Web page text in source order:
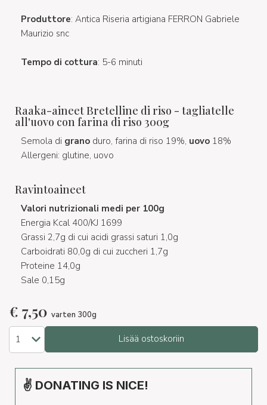
Produttore: Antica Riseria artigiana FERRON Gabriele
Maurizio snc
Tempo di cottura: 5-6 minuti
Raaka-aineet Bretelline di riso - tagliatelle
all'uovo con farina di riso 300g
Semola di grano duro, farina di riso 19%, uovo 18%
Allergeni: glutine, uovo
Ravintoaineet
Valori nutrizionali medi per 100g
Energia Kcal 400/KJ 1699
Grassi 2,7g di cui acidi grassi saturi 1,0g
Carboidrati 80,0g di cui zuccheri 1,7g
Proteine 14,0g
Sale 0,15g
€ 7,50 varten 300g
Lisää ostoskoriin
✌ DONATING IS NICE!